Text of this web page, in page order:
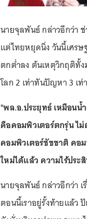
นายจุลพันธ์ กล่าวอีกว่า
แต่ไทยหยุดนิ่ง วันนี้เศรษ
ตกต่ำลง ต้นเหตุวิกฤติทั้
โลก 2 เท่าทันปัญหา 3 เท่
"พล.อ.ประยุทธ์ เหมือนน้
คือคอมพิวเตอร์ตกรุ่น ไม่
คอมพิวเตอร์ชัชชาติ คอ
ใหม่ได้แล้ว ความไร้ปร
นายจุลพันธ์ กล่าวอีกว่า เ
ตอนนี้เราอยู่รั้งท้ายแล้ว